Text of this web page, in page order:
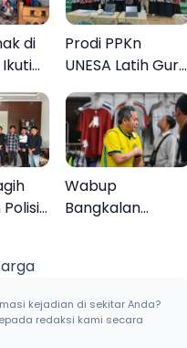
di
Prodi PPKn
UNESA Latih Guru
PPKn Bangkalan
dengan
Pembelajaran
Inovasi Teknologi
Wabup
Bangkalan
Ketiban Berkah
kejadian di sekitar Anda?
redaksi kami secara